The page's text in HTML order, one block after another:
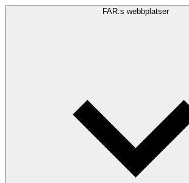
FAR:s webbplatser